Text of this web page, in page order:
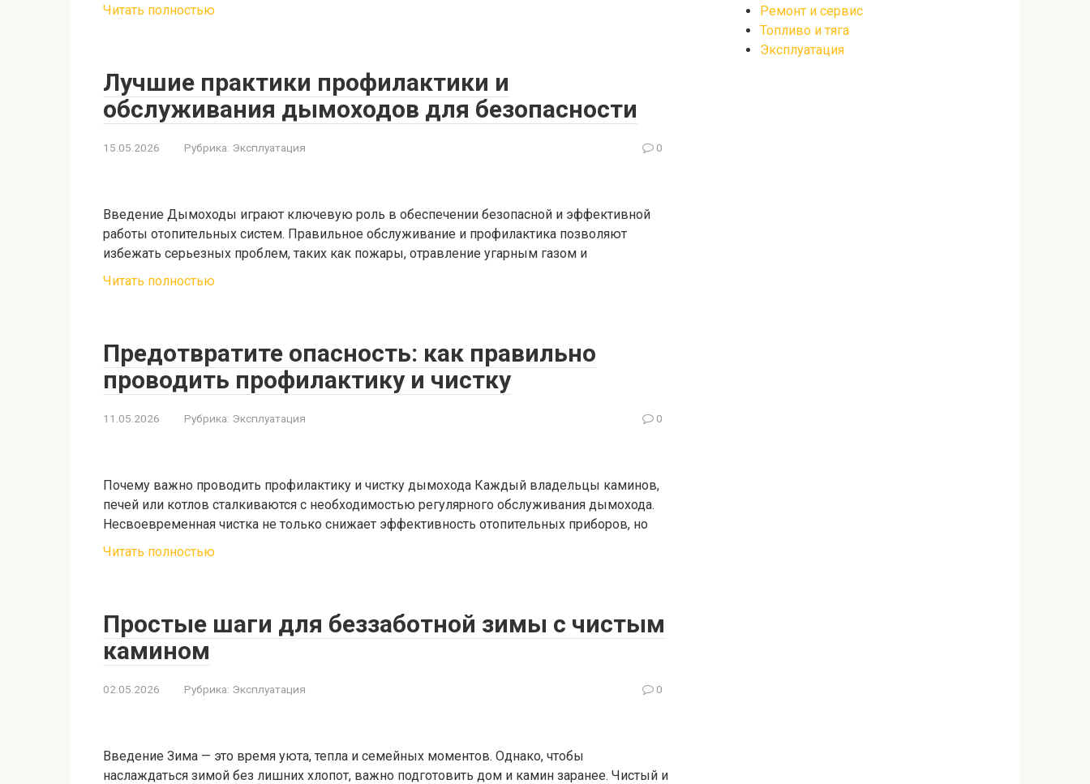
Читать полностью
Лучшие практики профилактики и
обслуживания дымоходов для безопасности
15.05.2026 Рубрика: Эксплуатация 0
Введение Дымоходы играют ключевую роль в обеспечении безопасной и эффективной
работы отопительных систем. Правильное обслуживание и профилактика позволяют
избежать серьезных проблем, таких как пожары, отравление угарным газом и
Читать полностью
Предотвратите опасность: как правильно
проводить профилактику и чистку
11.05.2026 Рубрика: Эксплуатация 0
Почему важно проводить профилактику и чистку дымохода Каждый владельцы каминов,
печей или котлов сталкиваются с необходимостью регулярного обслуживания дымохода.
Несвоевременная чистка не только снижает эффективность отопительных приборов, но
Читать полностью
Простые шаги для беззаботной зимы с чистым
камином
02.05.2026 Рубрика: Эксплуатация 0
Введение Зима — это время уюта, тепла и семейных моментов. Однако, чтобы
наслаждаться зимой без лишних хлопот, важно подготовить дом и камин заранее. Чистый и
Ремонт и сервис
Топливо и тяга
Эксплуатация